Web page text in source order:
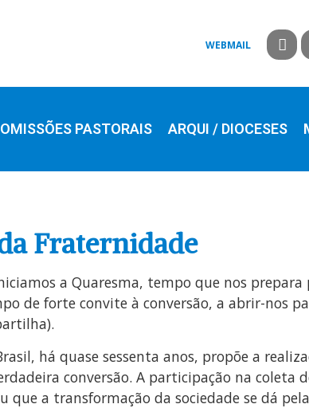
WEBMAIL
PASTORAIS ARQUI / DIOCESES
Fraternidade
a Quaresma, tempo que nos prepara
de forte convite à conversão, a abrir-nos
há quase sessenta anos, propõe a
conversão. A participação na coleta
que a transformação da sociedade se dá